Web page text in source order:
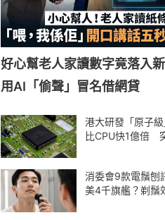
好心幫老人家讀數字竟落入
用AI「偷聲」冒名借網貸
港大研發「原子
比CPU快1億倍
消委會9款電鬚刨
美4千旗艦？剃鬚